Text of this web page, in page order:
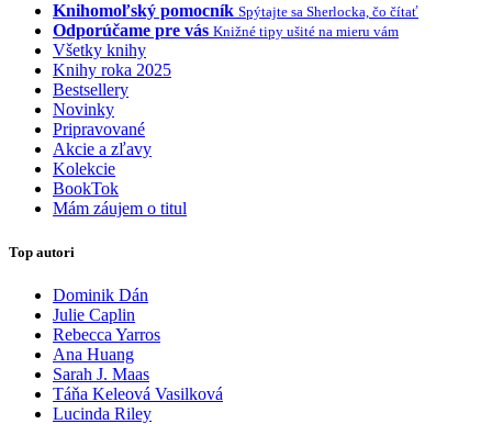
Knihomoľský pomocník Spýtajte sa Sherlocka, čo čítať
Odporúčame pre vás Knižné tipy ušité na mieru vám
Všetky knihy
Knihy roka 2025
Bestsellery
Novinky
Pripravované
Akcie a zľavy
Kolekcie
BookTok
Mám záujem o titul
Top autori
Dominik Dán
Julie Caplin
Rebecca Yarros
Ana Huang
Sarah J. Maas
Táňa Keleová Vasilková
Lucinda Riley